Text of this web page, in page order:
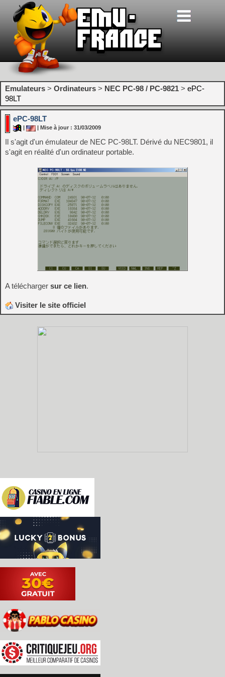
Emulateurs > Ordinateurs > NEC PC-98 / PC-9821 > ePC-
98LT
ePC-98LT
| Mise à jour : 31/03/2009
Il s'agit d'un émulateur de NEC PC-98LT. Dérivé du NEC9801, il
s'agit en réalité d'un ordinateur portable.
A télécharger sur ce lien.
Visiter le site officiel